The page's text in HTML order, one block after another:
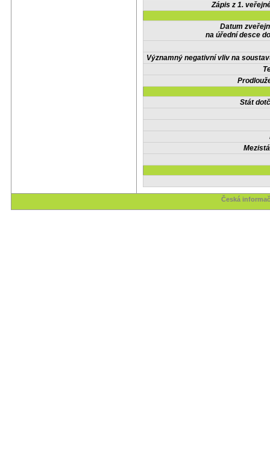
Zápis z 1.
Datum
na úřední desce
Významný negativní vliv na
Stát
Česká